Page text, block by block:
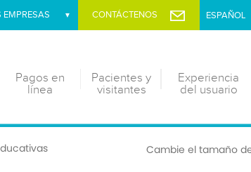
CONTÁCTENOS
EMPRESAS
Pagos en
línea
Pacientes y
visitantes
Experiencia
del usuario
Cambie el tamaño